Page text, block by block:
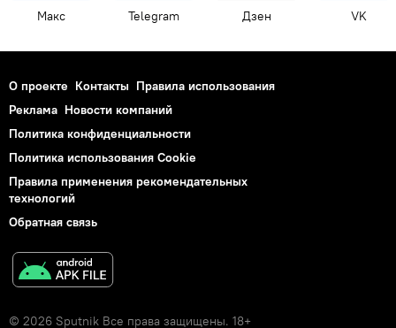
Макс Telegram Дзен VK
О проекте Контакты Правила использования
Реклама Новости компаний
Политика конфиденциальности
Политика использования Cookie
Правила применения рекомендательных
технологий
Обратная связь
© 2026 Sputnik Все права защищены. 18+